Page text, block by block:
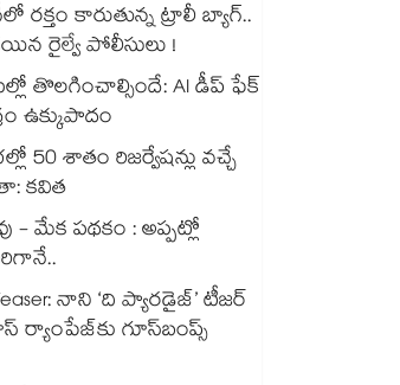
రక్తం కారుతున్న ట్రాలీ బ్యాగ్..
రైల్వే పోలీసులు !
తొలగించాల్సిందే: AI డీప్ ఫేక్
ఉక్కుపాదం
50 శాతం రిజర్వేషన్లు వచ్చే
కవిత
- మేక పథకం : అప్పట్లో
Teaser: నాని ‘ది ప్యారడైజ్‌‌’ టీజర్
ర్యాంపేజ్‌కు గూస్‌బంప్స్